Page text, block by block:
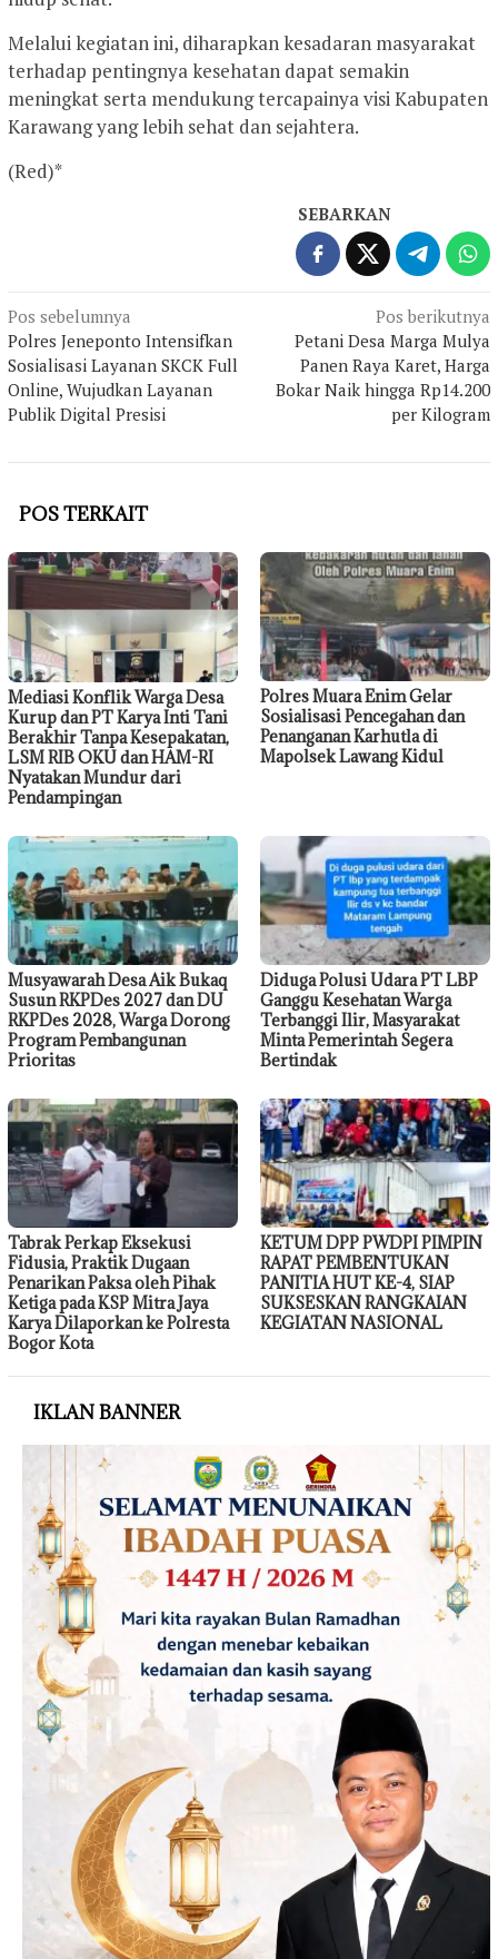
Melalui kegiatan ini, diharapkan kesadaran masyarakat
terhadap pentingnya kesehatan dapat semakin
meningkat serta mendukung tercapainya visi Kabupaten
Karawang yang lebih sehat dan sejahtera.
(Red)*
SEBARKAN
Navigasi
pos
Pos sebelumnya
Polres Jeneponto Intensifkan
Sosialisasi Layanan SKCK Full
Online, Wujudkan Layanan
Publik Digital Presisi
Pos berikutnya
Petani Desa Marga Mulya
Panen Raya Karet, Harga
Bokar Naik hingga Rp14.200
per Kilogram
POS TERKAIT
Mediasi Konflik Warga Desa
Kurup dan PT Karya Inti Tani
Berakhir Tanpa Kesepakatan,
LSM RIB OKU dan HAM-RI
Nyatakan Mundur dari
Pendampingan
Polres Muara Enim Gelar
Sosialisasi Pencegahan dan
Penanganan Karhutla di
Mapolsek Lawang Kidul
Musyawarah Desa Aik Bukaq
Susun RKPDes 2027 dan DU
RKPDes 2028, Warga Dorong
Program Pembangunan
Prioritas
Diduga Polusi Udara PT LBP
Ganggu Kesehatan Warga
Terbanggi Ilir, Masyarakat
Minta Pemerintah Segera
Bertindak
Tabrak Perkap Eksekusi
Fidusia, Praktik Dugaan
Penarikan Paksa oleh Pihak
Ketiga pada KSP Mitra Jaya
Karya Dilaporkan ke Polresta
Bogor Kota
KETUM DPP PWDPI PIMPIN
RAPAT PEMBENTUKAN
PANITIA HUT KE-4, SIAP
SUKSESKAN RANGKAIAN
KEGIATAN NASIONAL
IKLAN BANNER